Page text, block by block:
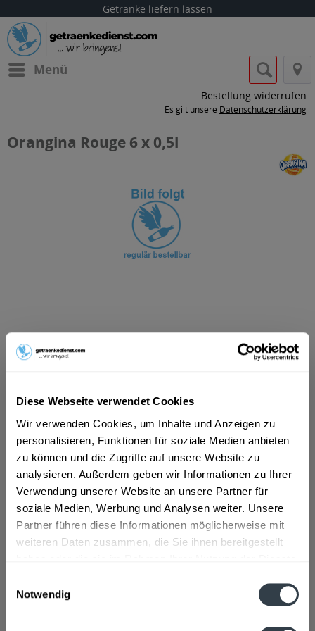
Diese Webseite verwendet Cookies
Wir verwenden Cookies, um Inhalte und Anzeigen zu
personalisieren, Funktionen für soziale Medien anbieten
zu können und die Zugriffe auf unsere Website zu
analysieren. Außerdem geben wir Informationen zu Ihrer
Verwendung unserer Website an unsere Partner für
soziale Medien, Werbung und Analysen weiter. Unsere
Partner führen diese Informationen möglicherweise mit
weiteren Daten zusammen, die Sie ihnen bereitgestellt
Notwendig
Getränke liefern lassen
Menü
Bestellung widerrufen
Es gilt unsere Datenschutzerklärung
Orangina Rouge 6 x 0,5l
ab 8,49 € *
Vorrätig
EINWEG
+1,50 € Pfand
In den Warenkorb
Artikel-Nr.:
31025
Verfügbar in: